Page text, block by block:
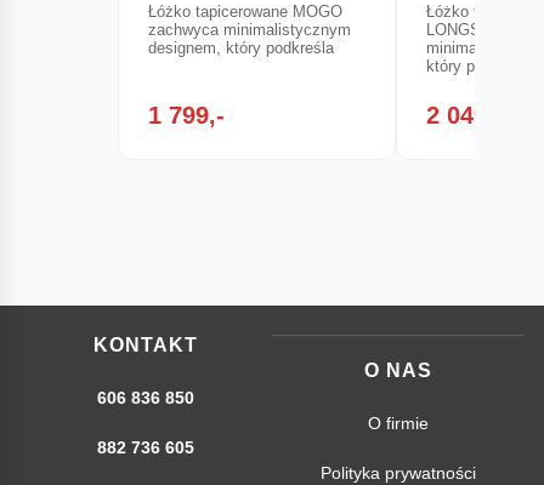
Łóżko tapicerowane MOGO
zachwyca minimalistycznym
designem, który podkreśla
1 799,-
Łóżko
LONGSTON
który podkreśla
2 049,-
KONTAKT
606 836 850
882 736 605
O NAS
O firmie
Polityka prywatności